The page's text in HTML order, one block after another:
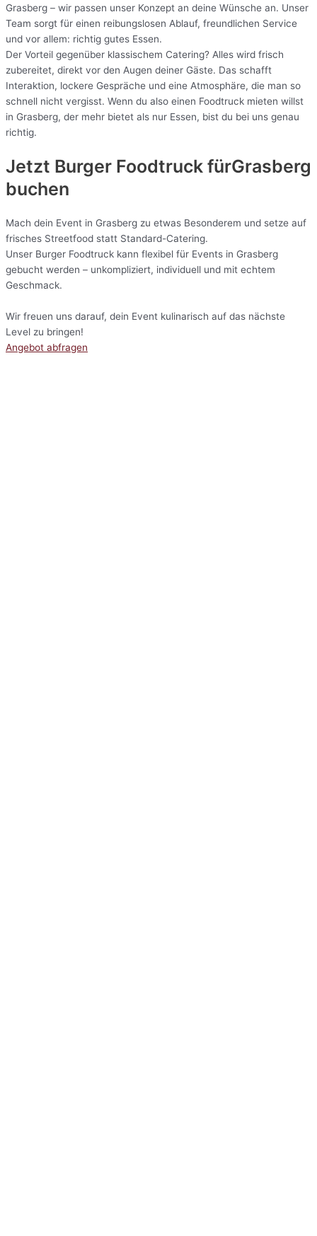
Grasberg – wir passen unser Konzept an deine Wünsche an. Unser
Team sorgt für einen reibungslosen Ablauf, freundlichen Service
und vor allem: richtig gutes Essen.
Der Vorteil gegenüber klassischem Catering? Alles wird frisch
zubereitet, direkt vor den Augen deiner Gäste. Das schafft
Interaktion, lockere Gespräche und eine Atmosphäre, die man so
schnell nicht vergisst. Wenn du also einen Foodtruck mieten willst
in Grasberg, der mehr bietet als nur Essen, bist du bei uns genau
richtig.
Jetzt Burger Foodtruck fürGrasberg
buchen
Mach dein Event in Grasberg zu etwas Besonderem und setze auf
frisches Streetfood statt Standard-Catering.
Unser Burger Foodtruck kann flexibel für Events in Grasberg
gebucht werden – unkompliziert, individuell und mit echtem
Geschmack.
Wir freuen uns darauf, dein Event kulinarisch auf das nächste
Level zu bringen!
Angebot abfragen